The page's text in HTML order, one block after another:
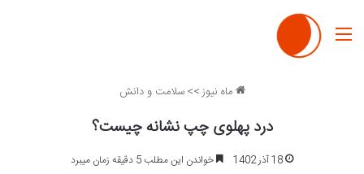
منو
ماه نیوز>> سلامت و دانش
درد پهلوی چپ نشانه چیست؟
18 آذر 1402 خواندن این مطلب 5 دقیقه زمان میبرد